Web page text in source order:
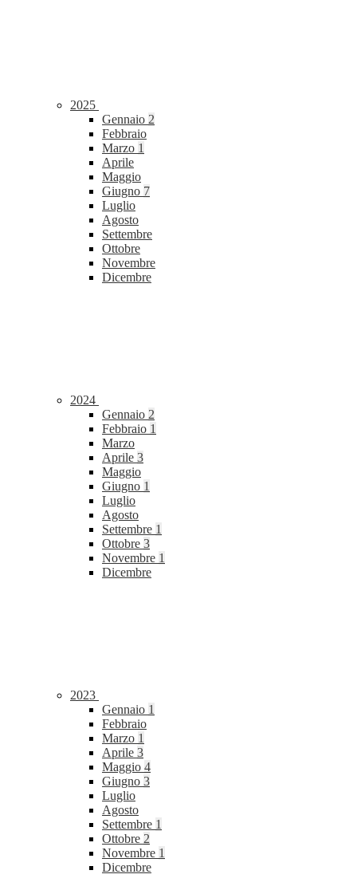
2025
Gennaio 2
Febbraio
Marzo 1
Aprile
Maggio
Giugno 7
Luglio
Agosto
Settembre
Ottobre
Novembre
Dicembre
2024
Gennaio 2
Febbraio 1
Marzo
Aprile 3
Maggio
Giugno 1
Luglio
Agosto
Settembre 1
Ottobre 3
Novembre 1
Dicembre
2023
Gennaio 1
Febbraio
Marzo 1
Aprile 3
Maggio 4
Giugno 3
Luglio
Agosto
Settembre 1
Ottobre 2
Novembre 1
Dicembre